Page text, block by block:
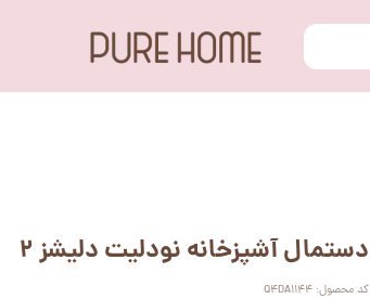
دستمال آشپزخانه نودلیت دلیشز 2
کد محصول: Q4DA1144